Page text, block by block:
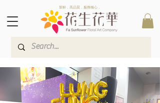
新鮮．高品質．服務稱心．